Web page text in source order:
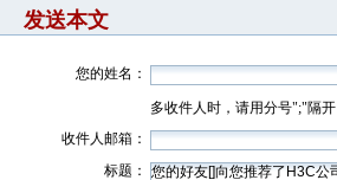
发送本文
您的姓名：
多收件人时，请用分号";"隔开
收件人邮箱：
标题：